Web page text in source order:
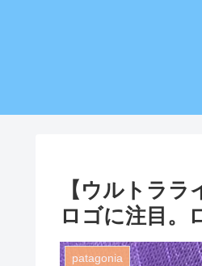
【ウルトラ
ロゴに注目。
patagonia